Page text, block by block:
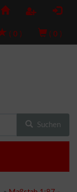
( 0 ) ( 0 )
Suchen